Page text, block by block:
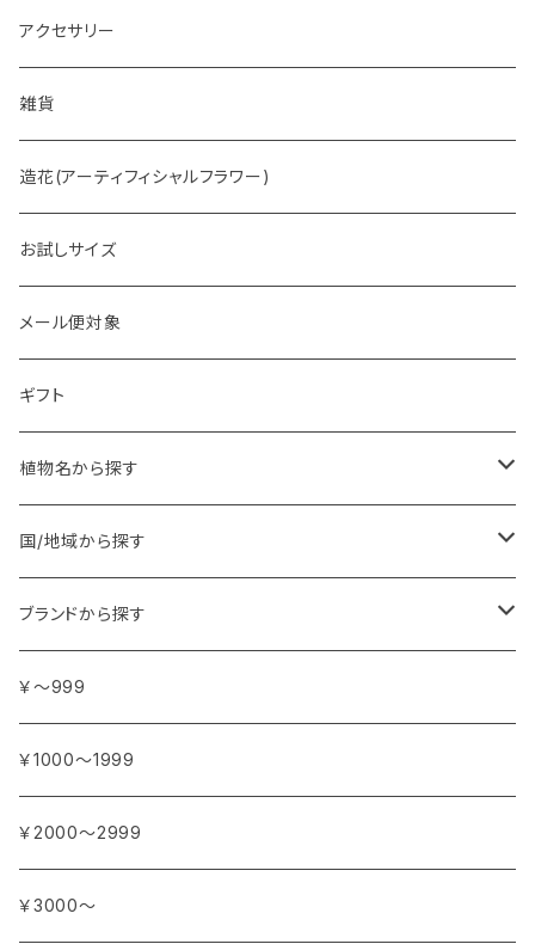
アクセサリー
雑貨
造花(アーティフィシャルフラワー)
お試しサイズ
メール便対象
ギフト
植物名から探す
ア行
アンジェリカ
イランイラン
カ行
ガーデニア (クチナシ)
カカオ
サ行
シダーウッド
シナモン
タ行
タイム
チェリー
ナ行
ナツメグ
ハ行
国/地域から探す
ヨーロッパ
フランス
イタリア
アフリカ
ブルキナファソ
南アフリカ
アジア
トルコ
シリア
ブランドから探す
アトリエ・ボヌール・ドゥ・ジュール
アンティカ・ドルチェリア・ボナイユート
オウロシカ
カンパニー デュ ミエル
￥～999
￥1000～1999
￥2000～2999
￥3000～